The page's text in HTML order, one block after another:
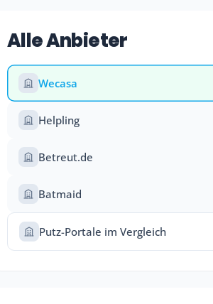
Alle Anbieter
Wecasa
Helpling
Betreut.de
Batmaid
Putz-Portale im Vergleich